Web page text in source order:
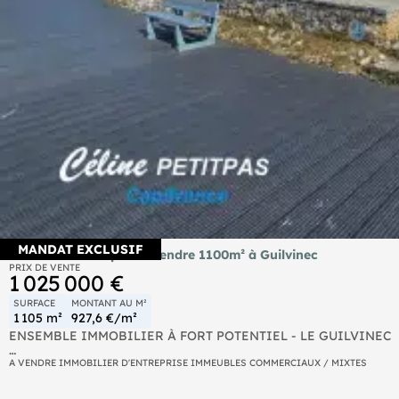
MANDAT EXCLUSIF
Ancien hôtel du port à vendre 1100m² à Guilvinec
PRIX DE VENTE
1 025 000 €
SURFACE
1 105 m²
MONTANT AU M²
927,6 €/m²
ENSEMBLE IMMOBILIER À FORT POTENTIEL - LE GUILVINEC
Idéalement situé face au port, cet ancien hôtel-restaurant
Développant plus de 1100m² répartis sur trois niveaux, cet
A VENDRE IMMOBILIER D'ENTREPRISE IMMEUBLES COMMERCIAUX / MIXTES